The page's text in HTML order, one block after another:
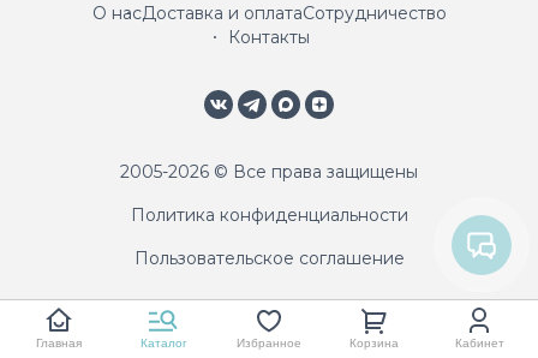
О насДоставка и оплатаСотрудничество
Контакты
2005-2026 © Все права защищены
Политика конфиденциальности
Пользовательское соглашение
Главная Каталог Избранное Корзина Кабинет